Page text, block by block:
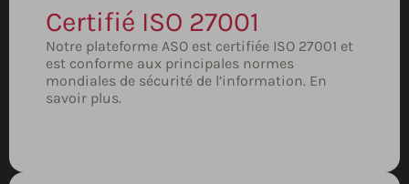
Certifié ISO 27001
Notre plateforme ASO est certifiée ISO 27001 et
est conforme aux principales normes
mondiales de sécurité de l’information. En
savoir plus.